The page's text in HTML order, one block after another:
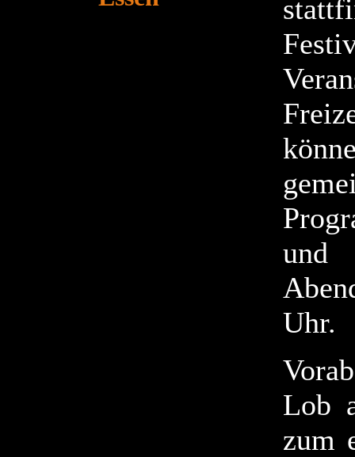
und
Uhr.
Lob
zum